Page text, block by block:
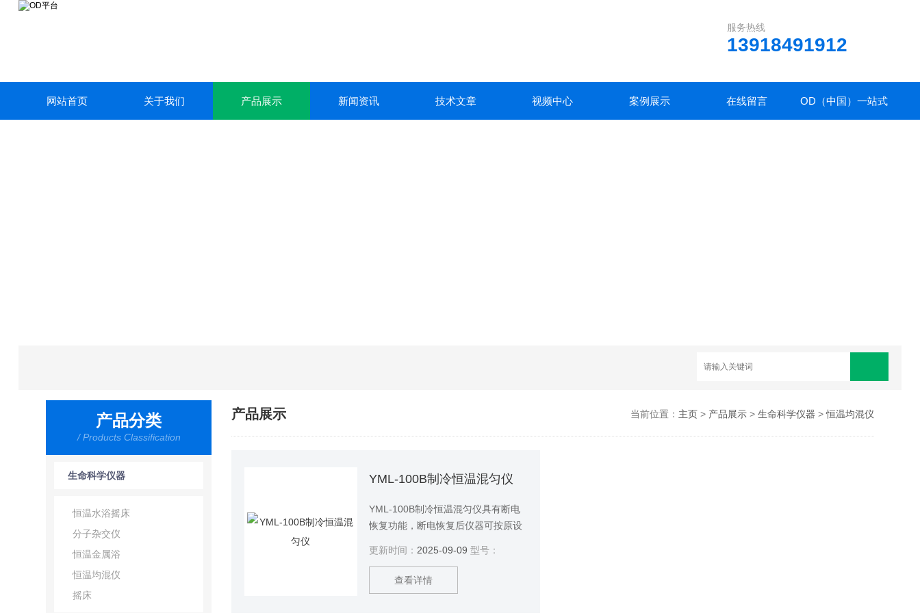
服务热线
13918491912
网站首页 关于我们 产品展示 新闻资讯 技术文章 视频中心 案例展示 在线留言 OD（中国）一站式
产品分类
/ Products Classification
生命科学仪器
恒温水浴摇床
分子杂交仪
恒温金属浴
恒温均混仪
摇床
产品展示 当前位置： 主页> 产品展示> 生命科学仪器 >恒温均混仪
YML-100B制冷恒温混匀仪
YML-100B制冷恒温混匀仪具有断电
恢复功能，断电恢复后仪器可按原设
更新时间： 2025-09-09 型号：
查看详情